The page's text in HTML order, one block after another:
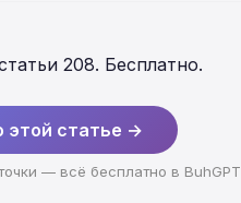
208. Бесплатно.
этой статье →
— всё бесплатно в BuhGPT